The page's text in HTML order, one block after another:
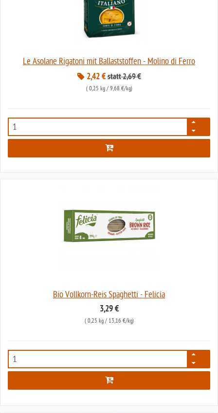
Le Asolane Rigatoni mit Ballaststoffen - Molino di Ferro
2,42 € statt 2,69 €
( 0,25 kg/ 9,68 €/kg)
2596
Bio Vollkorn-Reis Spaghetti - Felicia
3,29 €
( 0,25 kg/ 13,16 €/kg)
2868